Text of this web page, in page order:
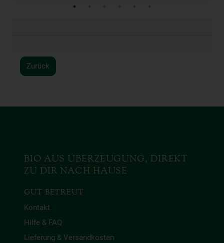
Zurück
BIO AUS ÜBERZEUGUNG, DIREKT
ZU DIR NACH HAUSE
GUT BETREUT
Kontakt
Hilfe & FAQ
Lieferung & Versandkosten